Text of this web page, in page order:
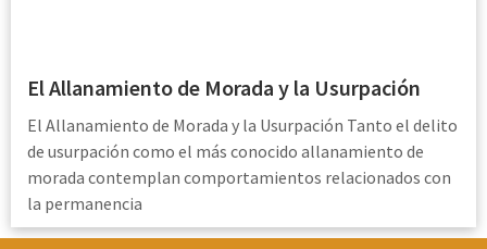
El Allanamiento de Morada y la Usurpación
El Allanamiento de Morada y la Usurpación Tanto el delito
de usurpación como el más conocido allanamiento de
morada contemplan comportamientos relacionados con
la permanencia